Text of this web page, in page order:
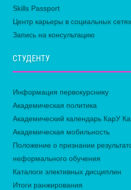
Skills Passport
Центр карьеры в социальных сетях
Запись на консультацию
СТУДЕНТУ
Информация первокурснику
Академическая политика
Академический календарь КарУ
Академическая мобильность
Положение о признании
неформального обучения
Каталоги элективных дисциплин
Итоги ранжирования